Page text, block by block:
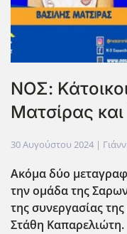
ΝΟΣ:
Ματσίρας
30 Αυγούστου 2024 |
Ακόμα δύο
την ομάδα της
της συνεργασίας
Στάθη Καπαρελιώτη.